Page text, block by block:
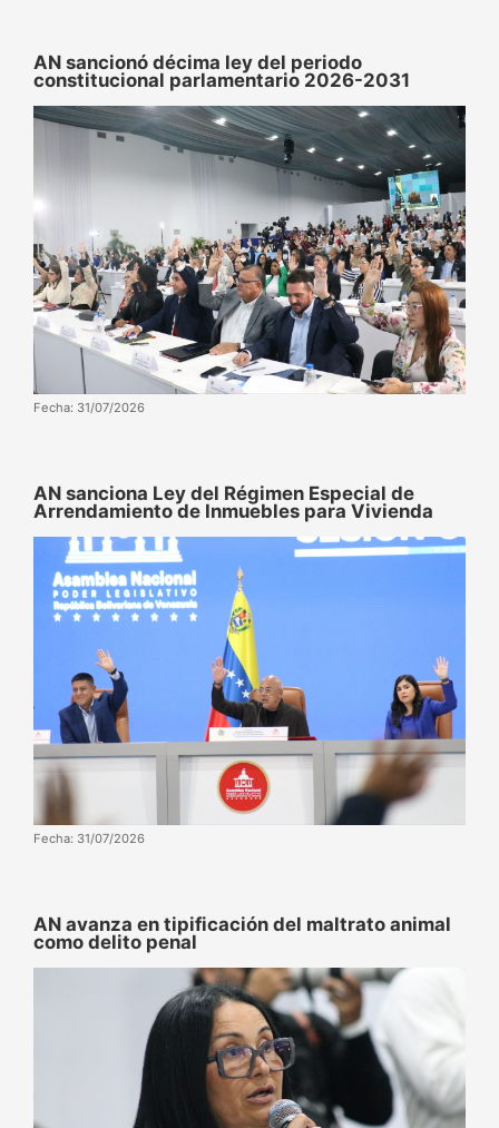
AN sancionó décima ley del periodo
constitucional parlamentario 2026-2031
Fecha: 31/07/2026
AN sanciona Ley del Régimen Especial de
Arrendamiento de Inmuebles para Vivienda
Fecha: 31/07/2026
AN avanza en tipificación del maltrato animal
como delito penal